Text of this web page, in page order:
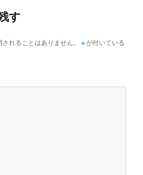
す
れることはありません。 ※ が付いている